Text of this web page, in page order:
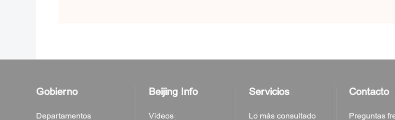
Gobierno
Departamentos
Beijing Info
Vídeos
Servicios
Lo más consultado
Contacto
Preguntas